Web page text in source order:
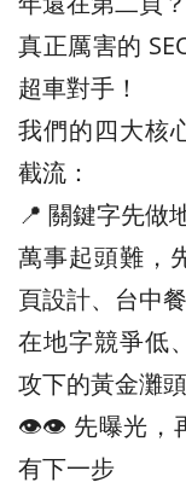
真正厲害的
超車對手！
我們的四大核
截流：
📍 關鍵字先做
萬事起頭難，
頁設計、台中
在地字競爭低
攻下的黃金灘頭
👁️‍👁️‍ 先曝光，
有下一步